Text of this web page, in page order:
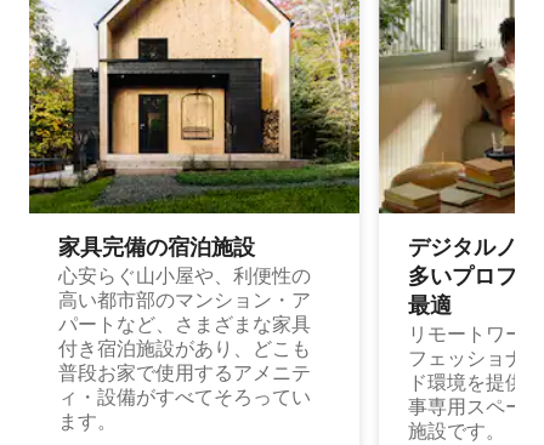
家具完備の宿⁠泊⁠施⁠設
心安らぐ山小屋や、利便性の
高い都市部のマンション・ア
パートなど、さまざまな家具
付き宿泊施設があり、どこも
普段お家で使用するアメニテ
ィ・設備がすべてそろってい
ます。
デジタルノ
多⁠いプ⁠ロ⁠フ⁠
最⁠適
リモートワー
フェッショナ
ド環境を提供
事専用スペー
施設です。